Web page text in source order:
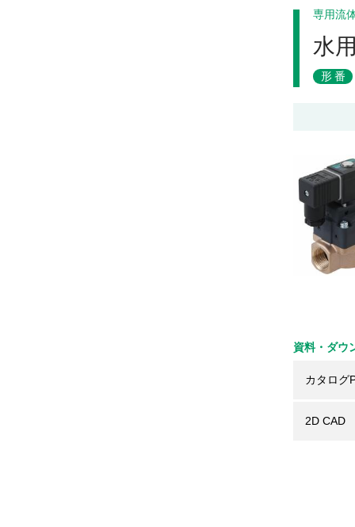
専用流
水
形番
資料・ダウ
カタログ
2D CAD